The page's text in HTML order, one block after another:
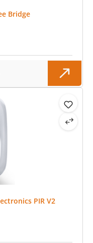
Bridge
PIR V2